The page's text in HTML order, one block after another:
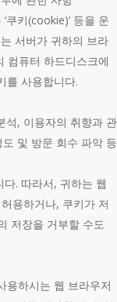
쿠키(cookie)’ 등을 운
서버가 귀하의 브라
컴퓨터 하드디스크에
를 사용합니다.
석, 이용자의 취향과 관
및 방문 회수 파악 등
. 따라서, 귀하는 웹
용하거나, 쿠키가 저
저장을 거부할 수도
용하시는 웹 브라우저